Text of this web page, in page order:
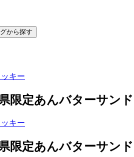
から探す
キー
限定あんバターサン
キー
限定あんバターサン